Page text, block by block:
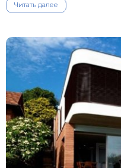
Читать далее